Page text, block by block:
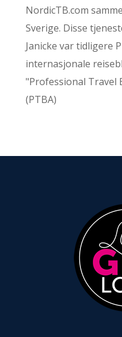
NordicTB.com
Sverige. Disse
Janicke var tidligere
internasjonale
"Professional Travel
(PTBA)